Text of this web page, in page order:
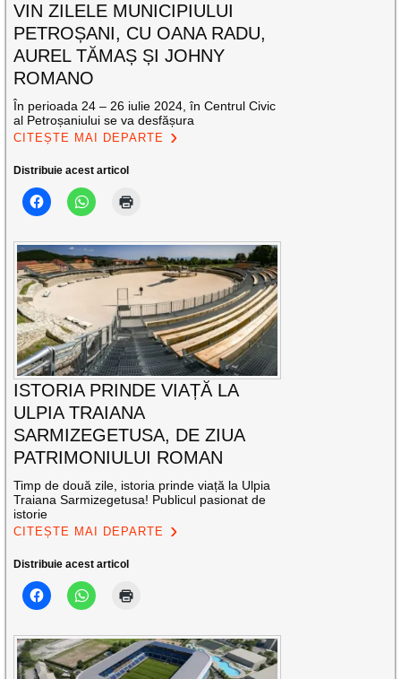
VIN ZILELE MUNICIPIULUI
PETROȘANI, CU OANA RADU,
AUREL TĂMAȘ ȘI JOHNY
ROMANO
În perioada 24 – 26 iulie 2024, în Centrul Civic
al Petroșaniului se va desfășura
CITEȘTE MAI DEPARTE
Distribuie acest articol
ISTORIA PRINDE VIAȚĂ LA
ULPIA TRAIANA
SARMIZEGETUSA, DE ZIUA
PATRIMONIULUI ROMAN
Timp de două zile, istoria prinde viață la Ulpia
Traiana Sarmizegetusa! Publicul pasionat de
istorie
CITEȘTE MAI DEPARTE
Distribuie acest articol